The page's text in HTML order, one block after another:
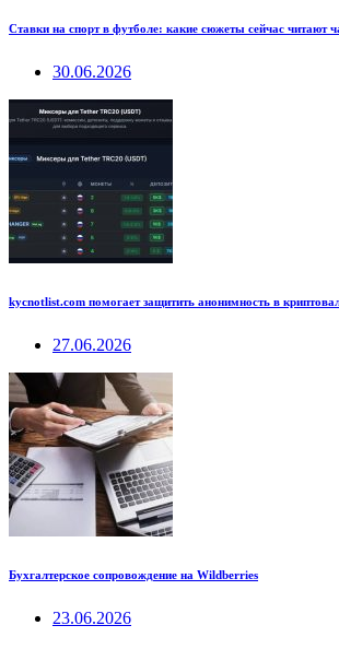
Ставки на спорт в футболе: какие сюжеты сейчас читают
30.06.2026
kycnotlist.com помогает защитить анонимность в
27.06.2026
Бухгалтерское сопровождение на Wildberries
23.06.2026